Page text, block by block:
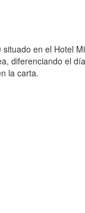
situado en el Hotel
diferenciando el
la carta.